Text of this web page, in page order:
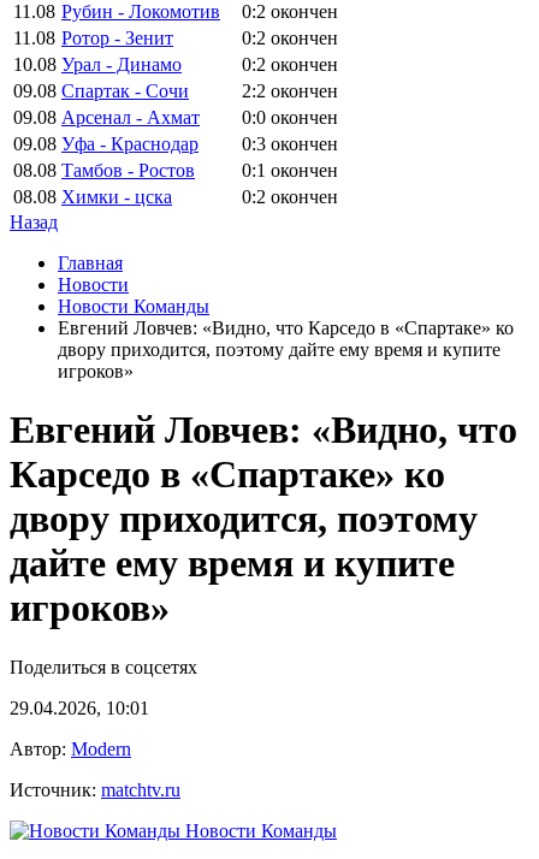
11.08 Рубин - Локомотив 0:2 окончен
11.08 Ротор - Зенит 0:2 окончен
10.08 Урал - Динамо 0:2 окончен
09.08 Спартак - Сочи 2:2 окончен
09.08 Арсенал - Ахмат 0:0 окончен
09.08 Уфа - Краснодар 0:3 окончен
08.08 Тамбов - Ростов 0:1 окончен
08.08 Химки - цска 0:2 окончен
Назад
Главная
Новости
Новости Команды
Евгений Ловчев: «Видно, что Карседо в «Спартаке» ко
двору приходится, поэтому дайте ему время и купите
игроков»
Евгений Ловчев: «Видно, что
Карседо в «Спартаке» ко
двору приходится, поэтому
дайте ему время и купите
игроков»
Поделиться в соцсетях
29.04.2026, 10:01
Автор: Modern
Источник: matchtv.ru
Новости Команды